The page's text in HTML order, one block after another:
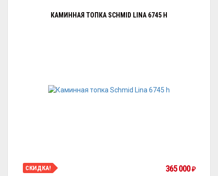
КАМИННАЯ ТОПКА SCHMID LINA 6745 H
СКИДКА! 365 000₽